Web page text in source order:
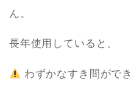
ん。
長年使用していると、
わずかなすき間がで